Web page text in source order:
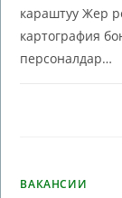
караштуу Жер
картография
персоналдар…
ВАКАНСИИ